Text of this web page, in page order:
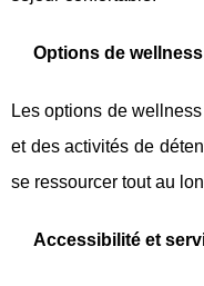
Options de
Les options de
et des activités de
se ressourcer tout au
Accessibilité et